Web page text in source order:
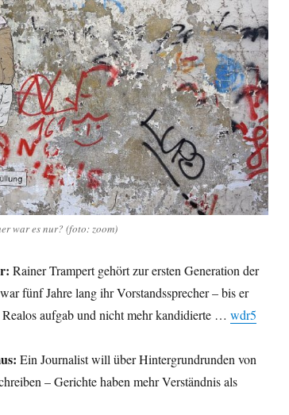
war es nur? (foto: zoom)
Rainer Trampert gehört zur ersten Generation der
fünf Jahre lang ihr Vorstandssprecher – bis er
aufgab und nicht mehr kandidierte … wdr5
Ein Journalist will über Hintergrundrunden von
– Gerichte haben mehr Verständnis als